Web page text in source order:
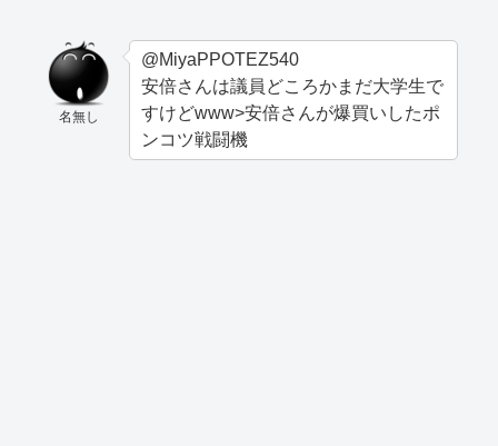
名無し
@MiyaPPOTEZ540
安倍さんは議員どころかまだ大学生で
すけどwww>安倍さんが爆買いしたポ
ンコツ戦闘機